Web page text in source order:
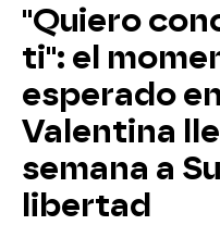
"Quiero
ti": el
esperado
Valentina
semana a
libertad